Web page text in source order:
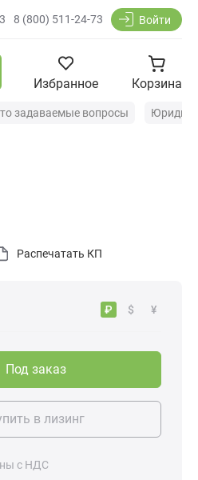
8 (800) 511-24-73 Войти
Избранное Корзина
задаваемые вопросы
Распечатать КП
₽ $ ¥
Под заказ
в лизинг
с НДС